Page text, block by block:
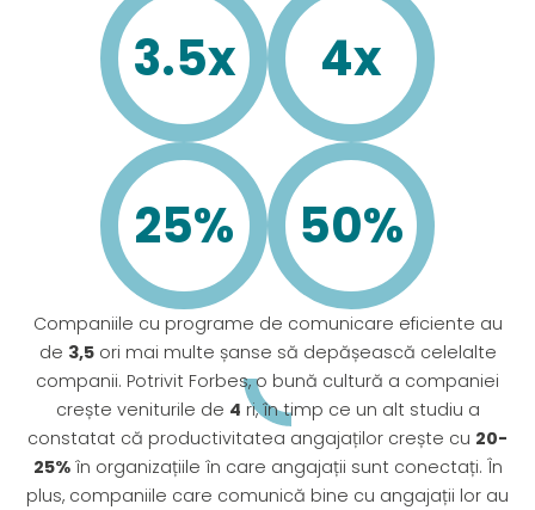
3.5x 4x
25% 50%
Companiile cu programe de comunicare eficiente au
de 3,5ori mai multe șanse să depășească celelalte
companii. Potrivit Forbes, o bună cultură a companiei
crește veniturile de 4 ri, în timp ce un alt studiu a
constatat că productivitatea angajaților crește cu 20-
25%în organizațiile în care angajații sunt conectați. În
plus, companiile care comunică bine cu angajații lor au